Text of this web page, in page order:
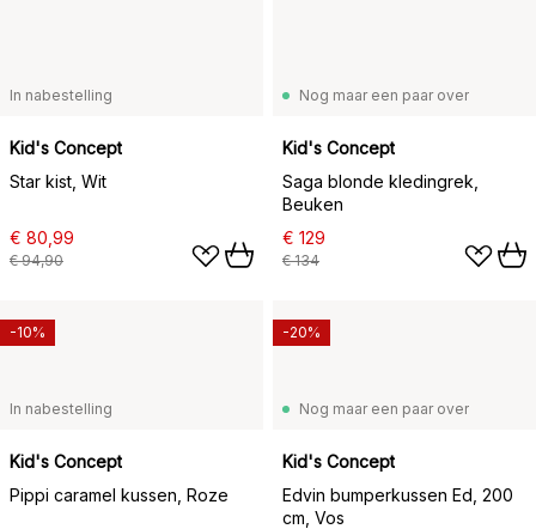
In nabestelling
Kid's Concept
Star kist, Wit
€ 80,99
€ 94,90
Nog maar een paar over
Kid's Concept
Saga blonde kledingrek,
Beuken
€ 129
€ 134
In nabestelling
Kid's Concept
Pippi caramel kussen, Roze
-10%
Nog maar een paar over
Kid's Concept
Edvin bumperkussen Ed, 200
cm, Vos
-20%